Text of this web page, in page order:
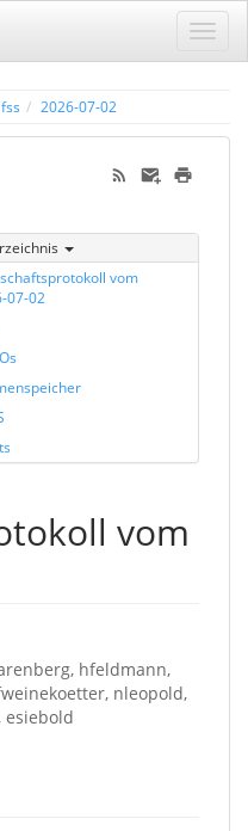
fss 2026-07-02
vom
07-02
vom
hfeldmann,
nleopold,
esiebold